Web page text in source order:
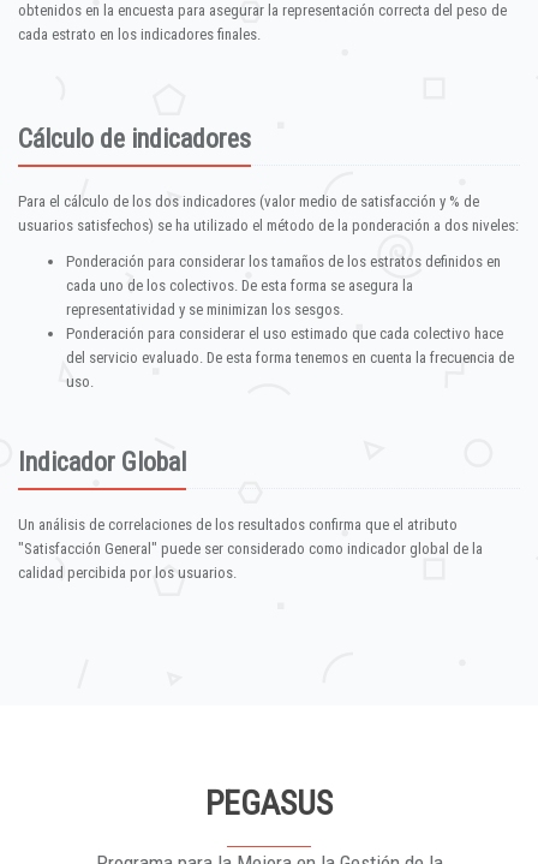
obtenidos en la encuesta para asegurar la representación correcta del peso de
cada estrato en los indicadores finales.
Cálculo de indicadores
Para el cálculo de los dos indicadores (valor medio de satisfacción y % de
usuarios satisfechos) se ha utilizado el método de la ponderación a dos niveles:
Ponderación para considerar los tamaños de los estratos definidos en
cada uno de los colectivos. De esta forma se asegura la
representatividad y se minimizan los sesgos.
Ponderación para considerar el uso estimado que cada colectivo hace
del servicio evaluado. De esta forma tenemos en cuenta la frecuencia de
uso.
Indicador Global
Un análisis de correlaciones de los resultados confirma que el atributo
"Satisfacción General" puede ser considerado como indicador global de la
calidad percibida por los usuarios.
PEGASUS